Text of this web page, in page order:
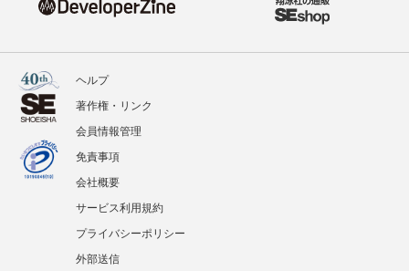
ヘルプ
著作権・リンク
会員情報管理
免責事項
会社概要
サービス利用規約
プライバシーポリシー
外部送信